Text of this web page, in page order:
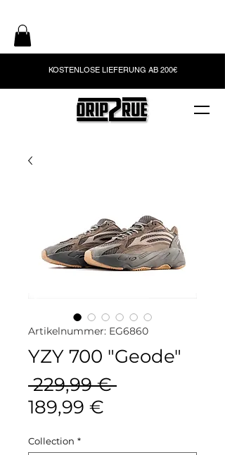
KOSTENLOSE LIEFERUNG AB 200€
Artikelnummer: EG6860
YZY 700 "Geode"
229,99 €
189,99 €
Collection *